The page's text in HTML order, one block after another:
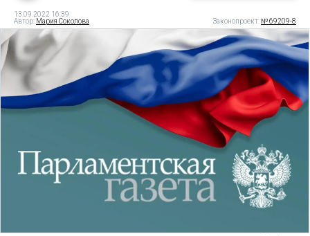
13.09.2022 16:39
Автор: Мария Соколова Законопроект: № 69209-8